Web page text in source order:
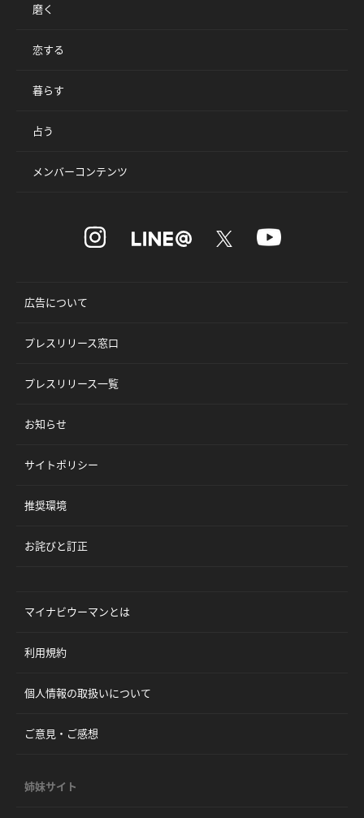
磨く
恋する
暮らす
占う
メンバーコンテンツ
広告について
プレスリリース窓口
プレスリリース一覧
お知らせ
サイトポリシー
推奨環境
お詫びと訂正
マイナビウーマンとは
利用規約
個人情報の取扱いについて
ご意見・ご感想
姉妹サイト